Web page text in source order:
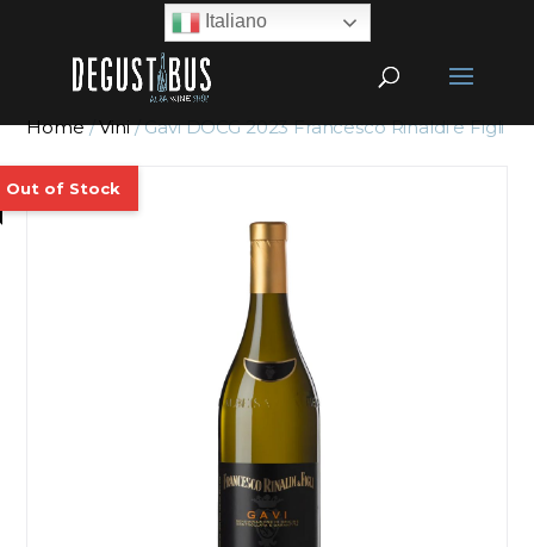
Home/Vini/ Gavi DOCG 2023 Francesco Rinaldi e Figli
Italiano